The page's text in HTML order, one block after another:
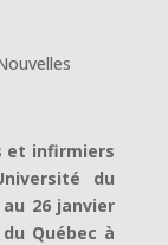
et infirmiers
du
26 janvier
Québec à